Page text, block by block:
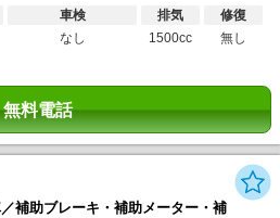
車検
なし
排気
1500cc
修復
無し
無料電話
助ブレーキ・補助メーター・補